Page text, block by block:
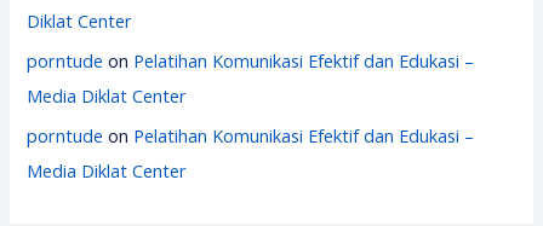
Diklat Center
porntude on Pelatihan Komunikasi Efektif dan Edukasi –
Media Diklat Center
porntude on Pelatihan Komunikasi Efektif dan Edukasi –
Media Diklat Center